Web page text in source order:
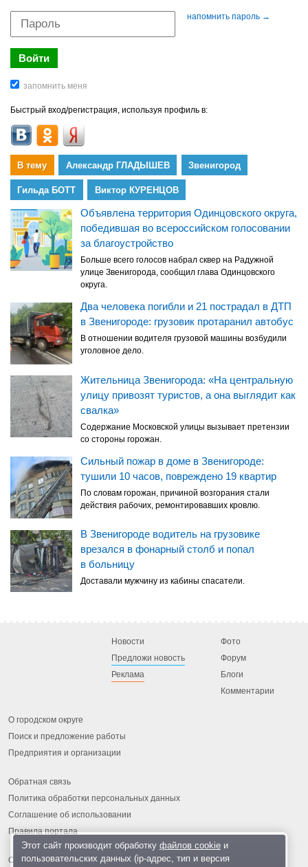
напомнить пароль →
Быстрый вход/регистрация, используя профиль в:
В тему Александр ГЛАДЫШЕВ Звенигород
Гильда БОТТ Виктор КУРЕНЦОВ
Объявлена территория Одинцовского округа,
победившая во всероссийском голосовании
за благоустройство
Больше всего голосов набрал сквер на Радужной
улице Звенигорода, сообщил глава Одинцовского
округа.
Два человека погибли и 21 пострадал в ДТП
в Звенигороде: грузовик протаранил автобус
В отношении водителя грузовой машины возбудили
уголовное дело.
Жительница Звенигорода: «На центральную
улицу привозят туристов, а она выглядит как
свалка»
Содержание Московской улицы вызывает претензии
со стороны горожан.
Сильный пожар в доме в Звенигороде:
тушили 10 часов, повреждено 19 квартир
По словам горожан, причиной возгорания стали
действия рабочих, ремонтировавших кровлю.
В Звенигороде водитель на грузовике
врезался в фонарный столб и попал
в больницу
Доставали мужчину из кабины спасатели.
Новости
Предложи новость
Реклама
Фото
Форум
Блоги
Комментарии
О городском округе
Поиск и предложение работы
Предприятия и организации
Обратная связь
Политика обработки персональных данных
Соглашение об использовании
Правила портала
Этот сайт производит обработку файлов cookieи
пользовательских данных (ip-адрес, тип и версия